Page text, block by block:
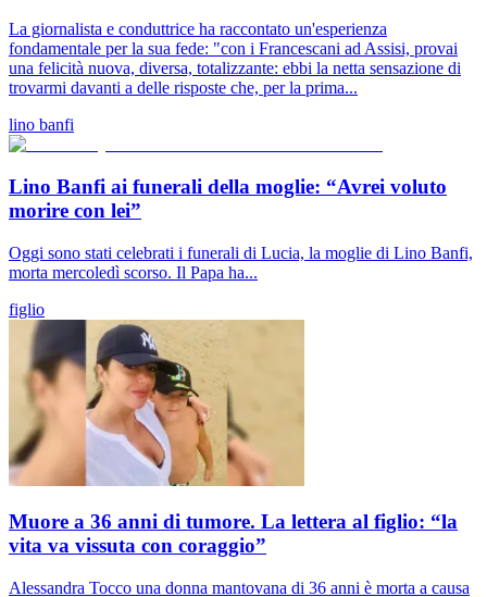
La giornalista e conduttrice ha raccontato un'esperienza
fondamentale per la sua fede: "con i Francescani ad Assisi, provai
una felicità nuova, diversa, totalizzante: ebbi la netta sensazione di
trovarmi davanti a delle risposte che, per la prima...
lino banfi
Lino Banfi ai funerali della moglie: “Avrei voluto
morire con lei”
Oggi sono stati celebrati i funerali di Lucia, la moglie di Lino Banfi,
morta mercoledì scorso. Il Papa ha...
figlio
Muore a 36 anni di tumore. La lettera al figlio: “la
vita va vissuta con coraggio”
Alessandra Tocco una donna mantovana di 36 anni è morta a causa